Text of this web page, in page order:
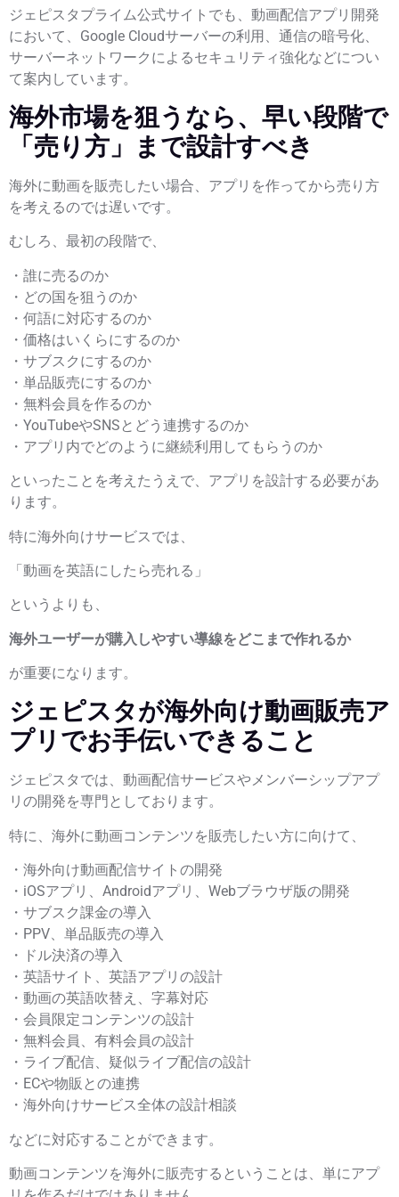
ジェピスタプライム公式サイトでも、動画配信アプリ開発
において、Google Cloudサーバーの利用、通信の暗号化、
サーバーネットワークによるセキュリティ強化などについ
て案内しています。
海外市場を狙うなら、早い段階で
「売り方」まで設計すべき
海外に動画を販売したい場合、アプリを作ってから売り方
を考えるのでは遅いです。
むしろ、最初の段階で、
・誰に売るのか
・どの国を狙うのか
・何語に対応するのか
・価格はいくらにするのか
・サブスクにするのか
・単品販売にするのか
・無料会員を作るのか
・YouTubeやSNSとどう連携するのか
・アプリ内でどのように継続利用してもらうのか
といったことを考えたうえで、アプリを設計する必要があ
ります。
特に海外向けサービスでは、
「動画を英語にしたら売れる」
というよりも、
海外ユーザーが購入しやすい導線をどこまで作れるか
が重要になります。
ジェピスタが海外向け動画販売ア
プリでお手伝いできること
ジェピスタでは、動画配信サービスやメンバーシップアプ
リの開発を専門としております。
特に、海外に動画コンテンツを販売したい方に向けて、
・海外向け動画配信サイトの開発
・iOSアプリ、Androidアプリ、Webブラウザ版の開発
・サブスク課金の導入
・PPV、単品販売の導入
・ドル決済の導入
・英語サイト、英語アプリの設計
・動画の英語吹替え、字幕対応
・会員限定コンテンツの設計
・無料会員、有料会員の設計
・ライブ配信、疑似ライブ配信の設計
・ECや物販との連携
・海外向けサービス全体の設計相談
などに対応することができます。
動画コンテンツを海外に販売するということは、単にアプ